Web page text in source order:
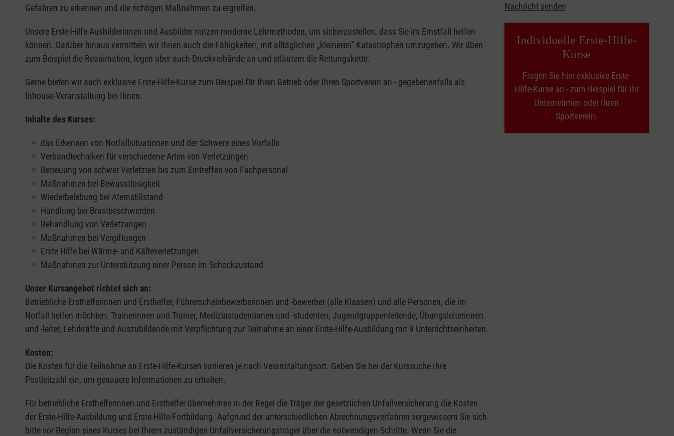
Gefahren zu erkennen und die richtigen Maßnahmen zu ergreifen.
Unsere Erste-Hilfe-Ausbilderinnen und Ausbilder nutzen moderne Lehrmethoden, um sicherzustellen, dass Sie im Ernstfall helfen
können. Darüber hinaus vermitteln wir Ihnen auch die Fähigkeiten, mit alltäglichen „kleineren” Katastrophen umzugehen. Wir üben
zum Beispiel die Reanimation, legen aber auch Druckverbände an und erläutern die Rettungskette.
Gerne bieten wir auch exklusive Erste-Hilfe-Kurse zum Beispiel für Ihren Betrieb oder Ihren Sportverein an - gegebenenfalls als
Inhouse-Veranstaltung bei Ihnen.
Inhalte des Kurses:
das Erkennen von Notfallsituationen und der Schwere eines Vorfalls
Verbandtechniken für verschiedene Arten von Verletzungen
Betreuung von schwer Verletzten bis zum Eintreffen von Fachpersonal
Maßnahmen bei Bewusstlosigkeit
Wiederbelebung bei Atemstillstand
Handlung bei Brustbeschwerden
Behandlung von Verletzungen
Maßnahmen bei Vergiftungen
Erste Hilfe bei Wärme- und Kälteverletzungen
Maßnahmen zur Unterstützung einer Person im Schockzustand
Unser Kursangebot richtet sich an:
Betriebliche Ersthelferinnen und Ersthelfer, Führerscheinbewerberinnen und -bewerber (alle Klassen) und alle Personen, die im
Notfall helfen möchten. Trainerinnen und Trainer, Medizinstudentinnen und -studenten, Jugendgruppenleitende, Übungsleiterinnen
und -leiter, Lehrkräfte und Auszubildende mit Verpflichtung zur Teilnahme an einer Erste-Hilfe-Ausbildung mit 9 Unterrichtseinheiten.
Kosten:
Die Kosten für die Teilnahme an Erste-Hilfe-Kursen variieren je nach Veranstaltungsort. Geben Sie bei der Kurssuche Ihre
Postleitzahl ein, um genauere Informationen zu erhalten.
Für betriebliche Ersthelferinnen und Ersthelfer übernehmen in der Regel die Träger der gesetzlichen Unfallversicherung die Kosten
der Erste-Hilfe-Ausbildung und Erste-Hilfe-Fortbildung. Aufgrund der unterschiedlichen Abrechnungsverfahren vergewissern Sie sich
bitte vor Beginn eines Kurses bei Ihrem zuständigen Unfallversicherungsträger über die notwendigen Schritte. Wenn Sie die
Nachricht senden
Individuelle Erste-Hilfe-
Kurse
Fragen Sie hier exklusive Erste-
Hilfe-Kurse an - zum Beispiel für Ihr
Unternehmen oder Ihren
Sportverein.